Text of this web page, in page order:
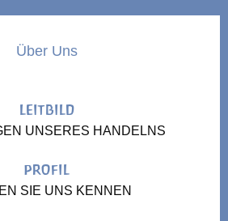
Über Uns
LEITBILD
UNSERES HANDELNS
PROFIL
SIE UNS KENNEN